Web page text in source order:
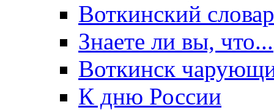
Воткинский
Знаете ли вы, что...
Воткинск
К дню России